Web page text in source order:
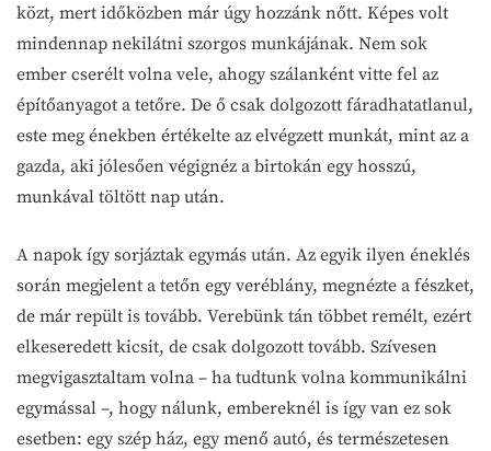
közt, mert időközben már úgy hozzánk nőtt. Képes volt
mindennap nekilátni szorgos munkájának. Nem sok
ember cserélt volna vele, ahogy szálanként vitte fel az
építőanyagot a tetőre. De ő csak dolgozott fáradhatatlanul,
este meg énekben értékelte az elvégzett munkát, mint az a
gazda, aki jólesően végignéz a birtokán egy hosszú,
munkával töltött nap után.
A napok így sorjáztak egymás után. Az egyik ilyen éneklés
során megjelent a tetőn egy veréblány, megnézte a fészket,
de már repült is tovább. Verebünk tán többet remélt, ezért
elkeseredett kicsit, de csak dolgozott tovább. Szívesen
megvigasztaltam volna – ha tudtunk volna kommunikálni
egymással –, hogy nálunk, embereknél is így van ez sok
esetben: egy szép ház, egy menő autó, és természetesen